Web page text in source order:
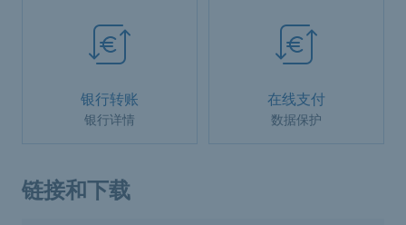
银行转账
银行详情
在线支付
数据保护
链接和下载